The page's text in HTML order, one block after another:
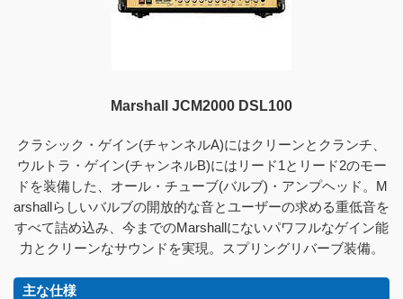
Marshall JCM2000 DSL100
クラシック・ゲイン(チャンネルA)にはクリーンとクランチ、
ウルトラ・ゲイン(チャンネルB)にはリード1とリード2のモー
ドを装備した、オール・チューブ(バルブ)・アンプヘッド。M
arshallらしいバルブの開放的な音とユーザーの求める重低音を
すべて詰め込み、今までのMarshallにないパワフルなゲイン能
力とクリーンなサウンドを実現。スプリングリバーブ装備。
主な仕様